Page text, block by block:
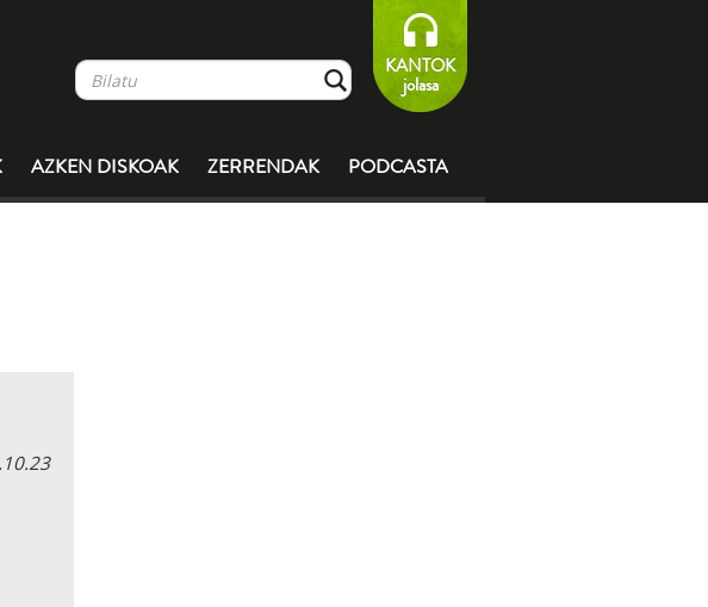
KANTOK
jolasa
AZKEN DISKOAK ZERRENDAK PODCASTA